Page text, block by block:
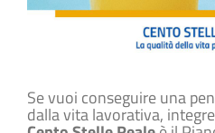
Se vuoi conseguire una
dalla vita lavorativa,